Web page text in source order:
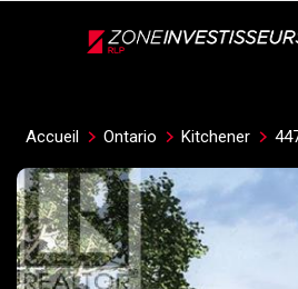
Accueil Ontario Kitchener